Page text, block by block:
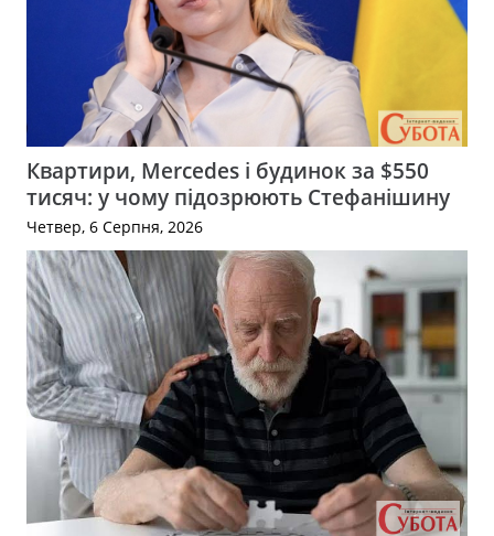
Квартири, Mercedes і будинок за $550
тисяч: у чому підозрюють Стефанішину
Четвер, 6 Серпня, 2026